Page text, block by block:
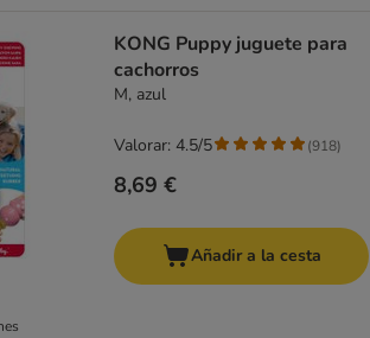
KONG Puppy juguete para
cachorros
M, azul
8,69 €
Valorar: 4.5/5 (918)
Añadir a la cesta